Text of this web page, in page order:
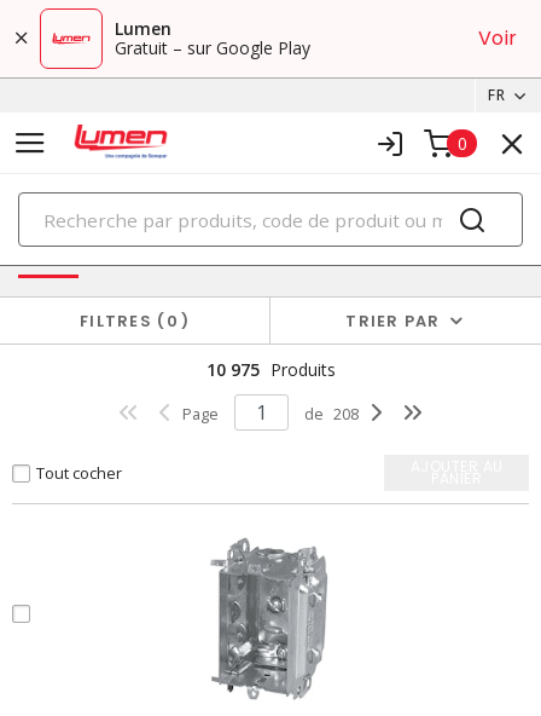
Lumen
Gratuit – sur Google Play
Voir
FR
0
PRODUITS
Boîtiers et cabinets
FILTRES 0 TRIER PAR
10 975 Produits
Page de 208
Tout cocher